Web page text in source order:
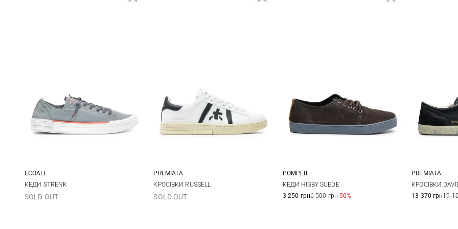
40 41
ECOALF
КЕДИ STRENK
SOLD OUT
40 41
PREMIATA
КРОСІВКИ RUSSELL
SOLD OUT
40 41
POMPEII
КЕДИ HIGBY SUEDE
3 250 грн6 500 грн-50%
40
PREMIATA
КРОСІВКИ
13 370 грн19